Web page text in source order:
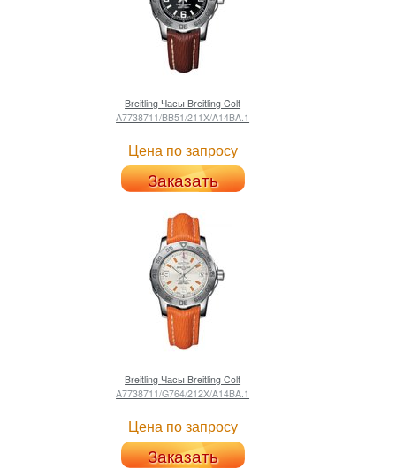
Breitling Часы Breitling Colt
A7738711/BB51/211X/A14BA.1
Цена по запросу
Заказать
Breitling Часы Breitling Colt
A7738711/G764/212X/A14BA.1
Цена по запросу
Заказать